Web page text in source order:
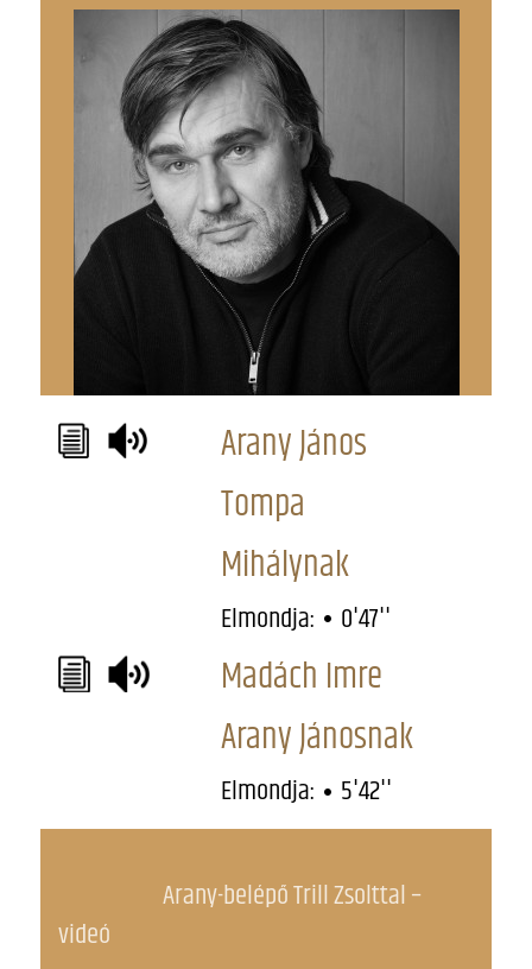
Arany János
Tompa
Mihálynak
Elmondja: 0'47''
Madách Imre
Arany Jánosnak
Elmondja: 5'42''
Arany-belépő Trill Zsolttal –
videó